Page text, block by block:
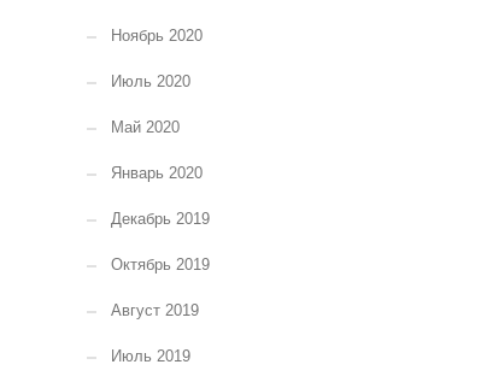
Ноябрь 2020
Июль 2020
Май 2020
Январь 2020
Декабрь 2019
Октябрь 2019
Август 2019
Июль 2019